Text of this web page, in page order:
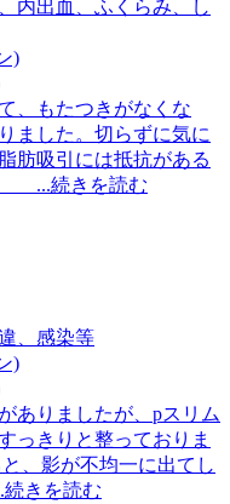
内出血、ふくらみ、し
、もたつきがなくな
ました。切らずに気に
肪吸引には抵抗がある
...続きを読む
、感染等
ありましたが、pスリム
っきりと整っておりま
、影が不均一に出てし
きを読む